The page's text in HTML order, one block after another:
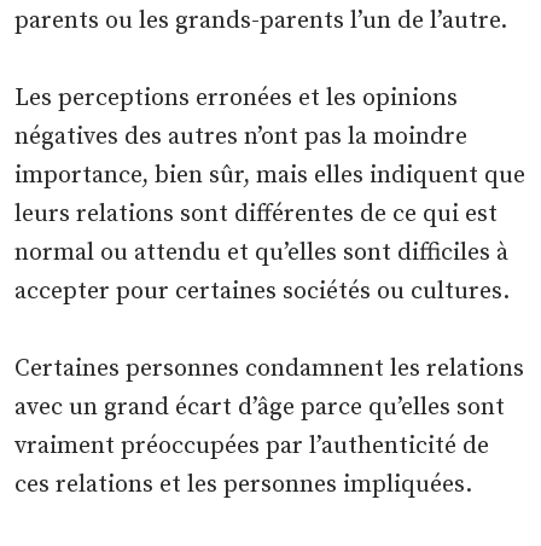
parents ou les grands-parents l’un de l’autre.
Les perceptions erronées et les opinions
négatives des autres n’ont pas la moindre
importance, bien sûr, mais elles indiquent que
leurs relations sont différentes de ce qui est
normal ou attendu et qu’elles sont difficiles à
accepter pour certaines sociétés ou cultures.
Certaines personnes condamnent les relations
avec un grand écart d’âge parce qu’elles sont
vraiment préoccupées par l’authenticité de
ces relations et les personnes impliquées.